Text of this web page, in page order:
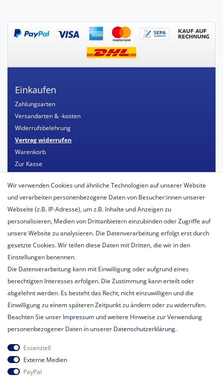
Einkaufen
Zahlungsarten
Versandarten & -kosten
Widerrufsbelehrung
Vertrag widerrufen
Warenkorb
Zur Kasse
Mein Konto
Registrieren
Login
Unternehmen
Newsletter
Newsletter
Honig
Hiermit bestätige ich, dass ich die
Wir verwenden Cookies und ähnliche Technologien auf unserer Website
und verarbeiten personenbezogene Daten von Besucher:innen unserer
Webseite (z.B. IP-Adresse), um z.B. Inhalte und Anzeigen zu
personalisieren, Medien von Drittanbietern einzubinden oder Zugriffe auf
unsere Website zu analysieren. Die Datenverarbeitung erfolgt erst durch
gesetzte Cookies. Wir teilen diese Daten mit Dritten, die wir in den
Einstellungen benennen.
Die Datenverarbeitung kann mit Einwilligung oder aufgrund eines
berechtigten Interesses erfolgen. Die Zustimmung kann erteilt oder
abgelehnt werden. Es besteht das Recht, nicht einzuwilligen und die
Einwilligung zu einem späteren Zeitpunkt zu ändern oder zu widerrufen.
Beachten Sie unser Impressum und weitere Hinweise zur Verwendung
personenbezogener Daten in unserer Daten­schutz­erklärung.
Essenziell
Externe Medien
PayPal